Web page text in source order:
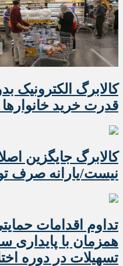
کالابرگ الکترونیک
قدرت خرید
کالابرگ جایگزین
نیست/یارانه صرف
تداوم اقدامات
همزمان با پایداری
تسهیلات در دوره